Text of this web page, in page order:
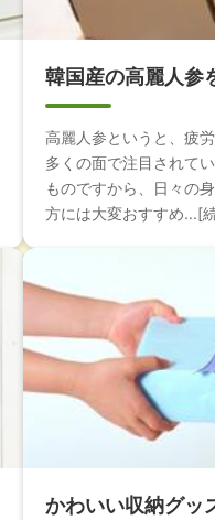
韓国産の高麗人参
高麗人参というと、疲
多くの面で注目されて
ものですから、日々の
方には大変おすすめ...[
かわいい収納グッ